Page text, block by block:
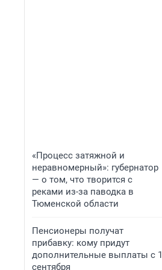
«Процесс затяжной и
неравномерный»: губернатор
— о том, что творится с
реками из-за паводка в
Тюменской области
Пенсионеры получат
прибавку: кому придут
дополнительные выплаты с 1
сентября